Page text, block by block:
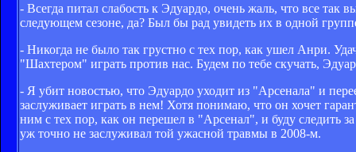
- Всегда питал слабость к Эдуардо, очень жаль, что все
следующем сезоне, да? Был бы рад увидеть их в одной
- Никогда не было так грустно с тех пор, как ушел Анри.
"Шахтером" играть против нас . Будем по тебе скучать,
- Я убит новостью, что Эдуардо уходит из "Арсенала" и
заслуживает играть в нем! Хотя понимаю, что он хочет
ним с тех пор, как он перешел в "Арсенал", и буду следить
уж точно не заслуживал той ужасной травмы в 2008-м.